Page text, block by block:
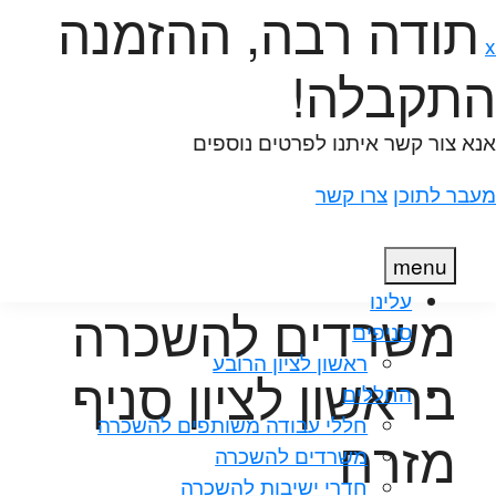
x תודה רבה, ההזמנה
התקבלה!
אנא צור קשר איתנו לפרטים נוספים
מעבר לתוכן צרו קשר
menu
עלינו
סניפים
ראשון לציון הרובע
החללים
חללי עבודה משותפים להשכרה
משרדים להשכרה
חדרי ישיבות להשכרה
משרדים להשכרה
בראשון לציון סניף
מזרח